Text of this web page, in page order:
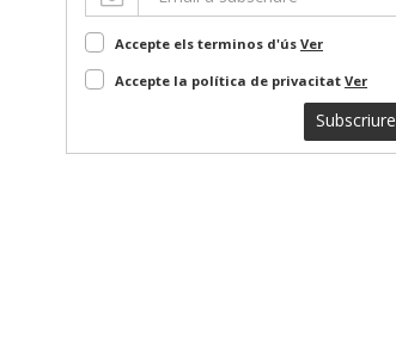
Accepte els terminos d'ús Ver
Accepte la política de privacitat Ver
Subscriure